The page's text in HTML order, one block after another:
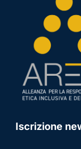
Iscrizione